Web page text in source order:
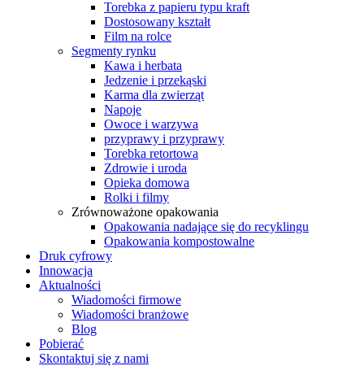
Torebka z papieru typu kraft
Dostosowany kształt
Film na rolce
Segmenty rynku
Kawa i herbata
Jedzenie i przekąski
Karma dla zwierząt
Napoje
Owoce i warzywa
przyprawy i przyprawy
Torebka retortowa
Zdrowie i uroda
Opieka domowa
Rolki i filmy
Zrównoważone opakowania
Opakowania nadające się do recyklingu
Opakowania kompostowalne
Druk cyfrowy
Innowacja
Aktualności
Wiadomości firmowe
Wiadomości branżowe
Blog
Pobierać
Skontaktuj się z nami